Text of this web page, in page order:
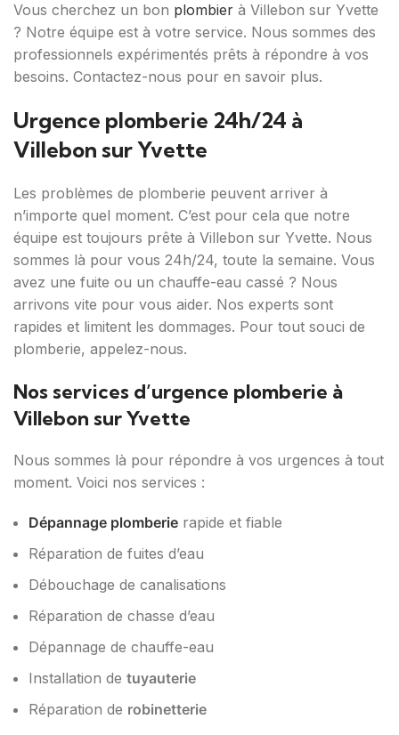
Vous cherchez un bon plombier à Villebon sur Yvette
? Notre équipe est à votre service. Nous sommes des
professionnels expérimentés prêts à répondre à vos
besoins. Contactez-nous pour en savoir plus.
Urgence plomberie 24h/24 à
Villebon sur Yvette
Les problèmes de plomberie peuvent arriver à
n’importe quel moment. C’est pour cela que notre
équipe est toujours prête à Villebon sur Yvette. Nous
sommes là pour vous 24h/24, toute la semaine. Vous
avez une fuite ou un chauffe-eau cassé ? Nous
arrivons vite pour vous aider. Nos experts sont
rapides et limitent les dommages. Pour tout souci de
plomberie, appelez-nous.
Nos services d’urgence plomberie à
Villebon sur Yvette
Nous sommes là pour répondre à vos urgences à tout
moment. Voici nos services :
Dépannage plomberie rapide et fiable
Réparation de fuites d’eau
Débouchage de canalisations
Réparation de chasse d’eau
Dépannage de chauffe-eau
Installation de tuyauterie
Réparation de robinetterie